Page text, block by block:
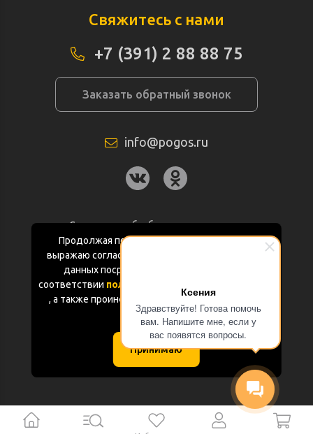
Ксения
Здравствуйте! Готова помочь
вам. Напишите мне, если у
вас появятся вопросы.
Продолжая пользоваться данным сайтом
выражаю согласие на обработку персональных
данных посредством Яндекс.Метрика в
соответствии политикой конфиденциальности
, а также проинформирован об использовании
Cookie-файлов
Принимаю
Свяжитесь с нами
+7 (391) 2 88 88 75
Заказать обратный звонок
info@pogos.ru
Согласие на обработку персональных
данных
Политика конфиденциальности
Документация
Карта сайта
(с) «POGOS.ru» 2010-2026 (ИП Чивчян М.Р.)